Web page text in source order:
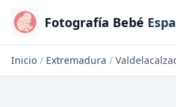
Fotografía Bebé
Inicio / Extremadura /